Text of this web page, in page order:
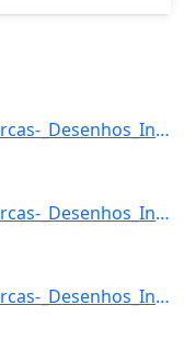
5: Titulo_da_Agenda-Diretor_de_Marcas-_Desenhos_Industriais_e_Indicacoes_Geograficas-Descricao_da_Agend]
6: Titulo_da_Agenda-Diretor_de_Marcas-_Desenhos_Industriais_e_Indicacoes_Geograficas-Descricao_da_Agend]
7: Titulo_da_Agenda-Diretor_de_Marcas-_Desenhos_Industriais_e_Indicacoes_Geograficas-Descricao_da_Agend]